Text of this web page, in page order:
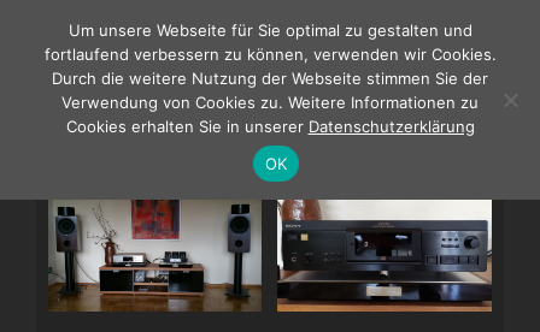
springen
Oldtimer auf absolutem Weltklasseniveau !
Um unsere Webseite für Sie optimal zu gestalten und
fortlaufend verbessern zu können, verwenden wir Cookies.
Durch die weitere Nutzung der Webseite stimmen Sie der
Verwendung von Cookies zu. Weitere Informationen zu
Cookies erhalten Sie in unserer Datenschutzerklärung
OK